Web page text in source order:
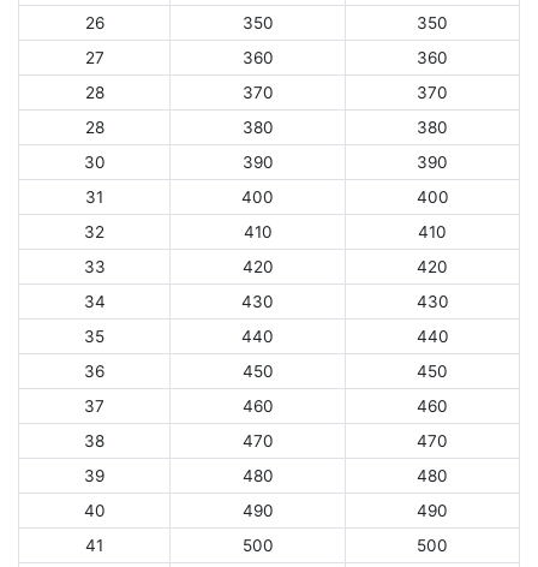
26
350
350
27
360
360
28
370
370
28
380
380
30
390
390
31
400
400
32
410
410
33
420
420
34
430
430
35
440
440
36
450
450
37
460
460
38
470
470
39
480
480
40
490
490
41
500
500